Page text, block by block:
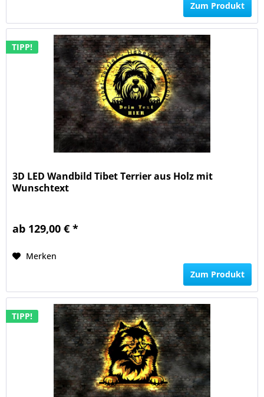
Zum Produkt
TIPP!
3D LED Wandbild Tibet Terrier aus Holz mit
Wunschtext
ab 129,00 € *
Merken
Zum Produkt
TIPP!